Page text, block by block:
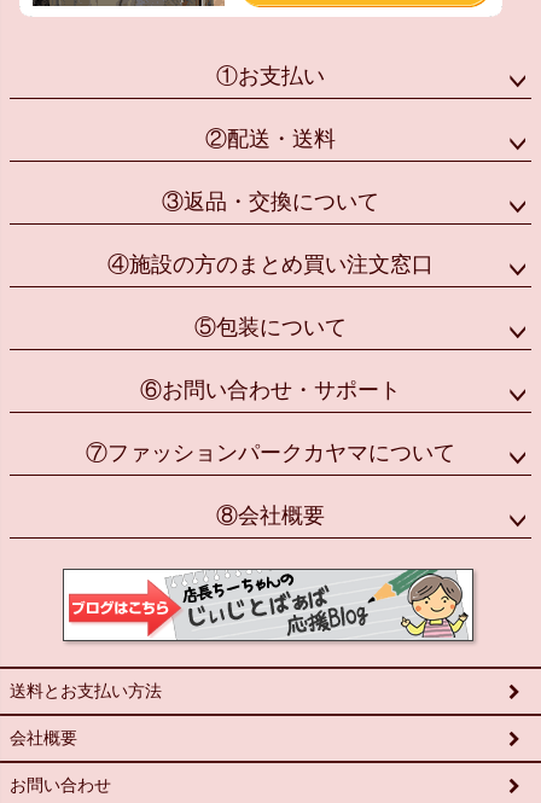
①お支払い
②配送・送料
③返品・交換について
④施設の方のまとめ買い注文窓口
⑤包装について
⑥お問い合わせ・サポート
⑦ファッションパークカヤマについて
⑧会社概要
送料とお支払い方法
会社概要
お問い合わせ